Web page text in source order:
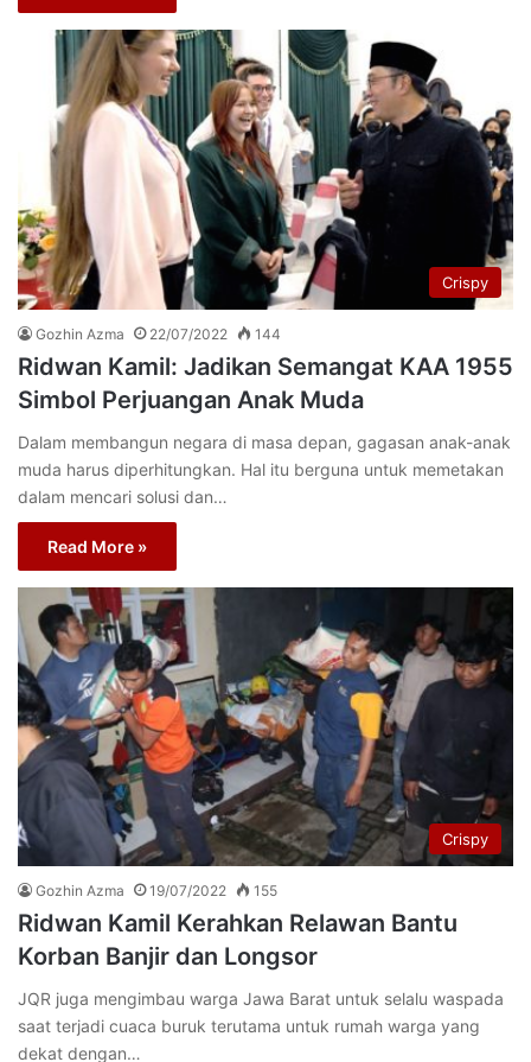
Crispy
Gozhin Azma 22/07/2022 144
Ridwan Kamil: Jadikan Semangat KAA 1955
Simbol Perjuangan Anak Muda
Dalam membangun negara di masa depan, gagasan anak-anak
muda harus diperhitungkan. Hal itu berguna untuk memetakan
dalam mencari solusi dan…
Read More »
Crispy
Gozhin Azma 19/07/2022 155
Ridwan Kamil Kerahkan Relawan Bantu
Korban Banjir dan Longsor
JQR juga mengimbau warga Jawa Barat untuk selalu waspada
saat terjadi cuaca buruk terutama untuk rumah warga yang
dekat dengan…